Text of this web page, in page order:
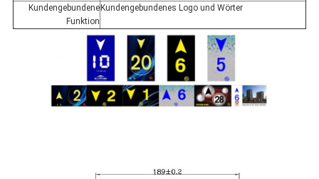
Kundengebundene
Funktion
Kundengebundenes Logo und Wörter